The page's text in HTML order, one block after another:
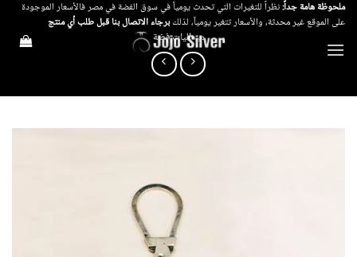
تخطي
للمحتوى
ملحوظة هامة جداً:نظراً للتغيرات التي تحدث يومياً في سوق الفضة في مصر فالأسعار الموجودة
على الموقع غير محدثة، والأسعار تتغير يومياً، لذلكبرجاء الاتصال بنا قبل طلب أي منتج
ميداليات فضة